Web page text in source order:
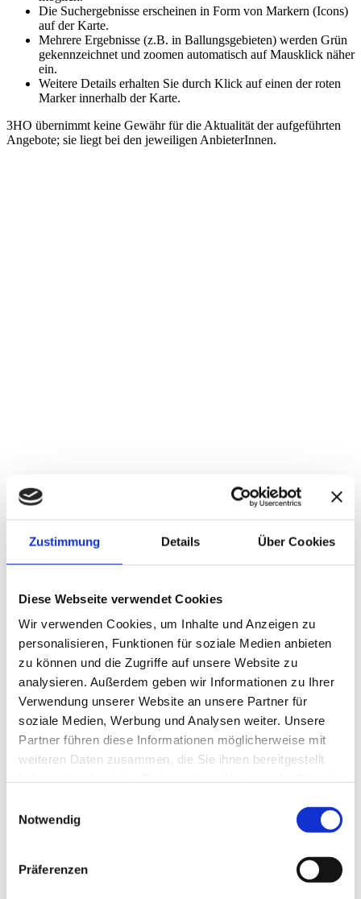
Zustimmung Details Über Cookies
Diese Webseite verwendet Cookies
Wir verwenden Cookies, um Inhalte und Anzeigen zu
personalisieren, Funktionen für soziale Medien anbieten
zu können und die Zugriffe auf unsere Website zu
analysieren. Außerdem geben wir Informationen zu Ihrer
Verwendung unserer Website an unsere Partner für
soziale Medien, Werbung und Analysen weiter. Unsere
Partner führen diese Informationen möglicherweise mit
weiteren Daten zusammen, die Sie ihnen bereitgestellt
Notwendig
Präferenzen
Die Suchergebnisse erscheinen in Form von Markern (Icons)
auf der Karte.
Mehrere Ergebnisse (z.B. in Ballungsgebieten) werden Grün
gekennzeichnet und zoomen automatisch auf Mausklick näher
ein.
Weitere Details erhalten Sie durch Klick auf einen der roten
Marker innerhalb der Karte.
3HO übernimmt keine Gewähr für die Aktualität der aufgeführten
Angebote; sie liegt bei den jeweiligen AnbieterInnen.